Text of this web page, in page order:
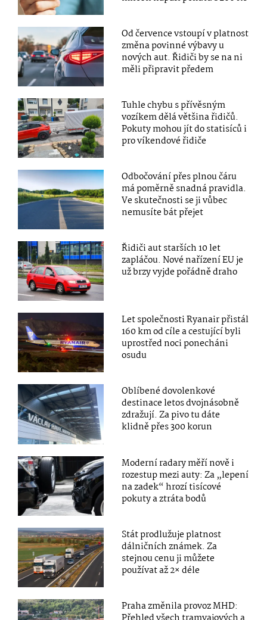
Od července vstoupí v platnost
změna povinné výbavy u
nových aut. Řidiči by se na ni
měli připravit předem
Tuhle chybu s přívěsným
vozíkem dělá většina řidičů.
Pokuty mohou jít do statisíců i
pro víkendové řidiče
Odbočování přes plnou čáru
má poměrně snadná pravidla.
Ve skutečnosti se ji vůbec
nemusíte bát přejet
Řidiči aut starších 10 let
zapláčou. Nové nařízení EU je
už brzy vyjde pořádně draho
Let společnosti Ryanair přistál
160 km od cíle a cestující byli
uprostřed noci ponecháni
osudu
Oblíbené dovolenkové
destinace letos dvojnásobně
zdražují. Za pivo tu dáte
klidně přes 300 korun
Moderní radary měří nově i
rozestup mezi auty: Za „lepení
na zadek“ hrozí tisícové
pokuty a ztráta bodů
Stát prodlužuje platnost
dálničních známek. Za
stejnou cenu ji můžete
používat až 2× déle
Praha změnila provoz MHD: